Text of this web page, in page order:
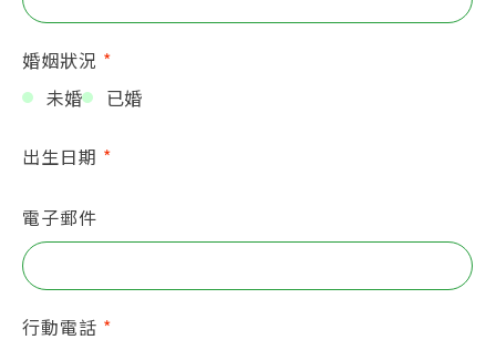
婚姻狀況 *
未婚
已婚
出生日期 *
電子郵件
行動電話 *